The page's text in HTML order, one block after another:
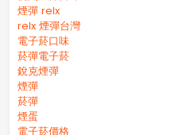
煙彈 relx
relx 煙彈台灣
電子菸口味
菸彈電子菸
銳克煙彈
煙彈
菸彈
煙蛋
電子菸價格